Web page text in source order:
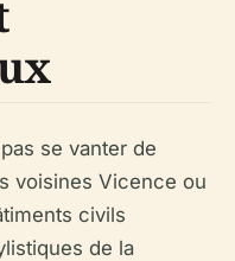
se vanter de
voisines Vicence ou
civils
de la